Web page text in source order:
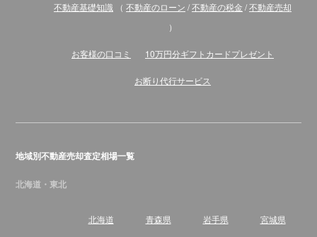
不動産基礎知識 （ 不動産のローン /不動産の税金 /不動産売却
）
お客様の口コミ 10万円分ギフトカードプレゼント
お断り代行サービス
地域別不動産売却査定相場一覧
北海道・東北
北海道 青森県 岩手県 宮城県